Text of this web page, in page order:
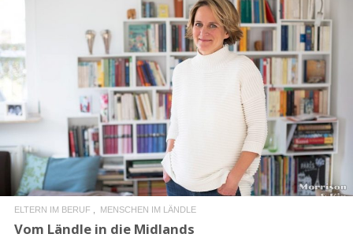
READ MORE
ELTERN IM BERUF MENSCHEN IM LÄNDLE
Vom Ländle in die Midlands